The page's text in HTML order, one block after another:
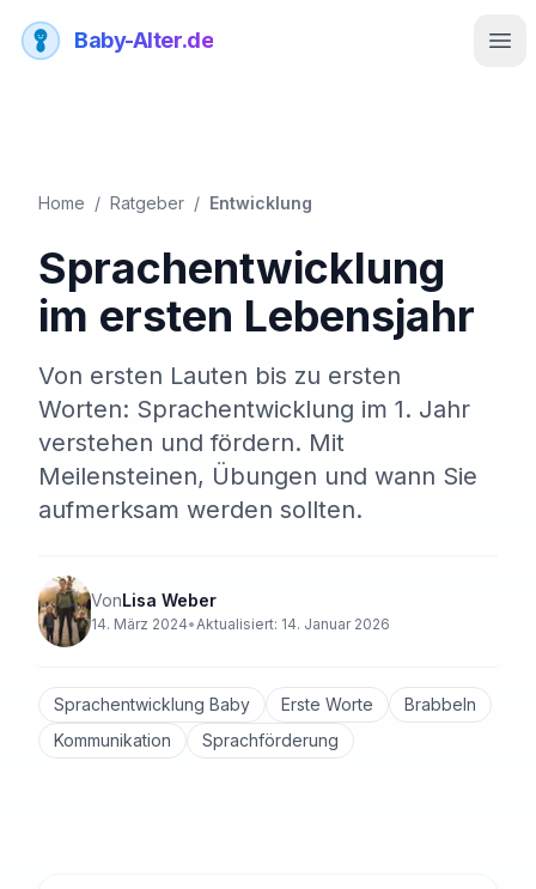
Baby-Alter.de
Home / Ratgeber / Entwicklung
Sprachentwicklung
im ersten Lebensjahr
Von ersten Lauten bis zu ersten
Worten: Sprachentwicklung im 1. Jahr
verstehen und fördern. Mit
Meilensteinen, Übungen und wann Sie
aufmerksam werden sollten.
VonLisa Weber
14. März 2024• Aktualisiert: 14. Januar 2026
Sprachentwicklung Baby Erste Worte
Brabbeln
Kommunikation
Sprachförderung